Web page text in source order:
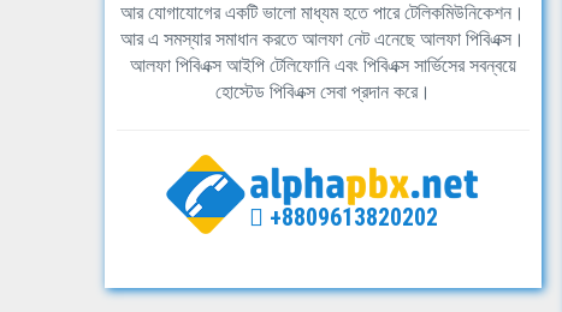
আর যোগাযোগের একটি ভালো মাধ্যম হতে পারে টেলিকমিউনিকেশন।
আর এ সমস্যার সমাধান করতে আলফা নেট এনেছে আলফা পিবিএক্স।
আলফা পিবিএক্স আইপি টেলিফোনি এবং পিবিএক্স সার্ভিসের সবন্বয়ে
হোস্টেড পিবিএক্স সেবা প্রদান করে।
+8809613820202